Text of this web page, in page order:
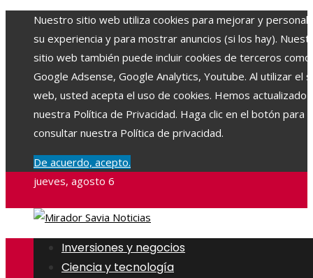
Nuestro sitio web utiliza cookies para mejorar y
su experiencia y para mostrar anuncios (si los hay).
sitio web también puede incluir cookies de terceros como
Google Adsense, Google Analytics, Youtube. Al utilizar el
web, usted acepta el uso de cookies. Hemos actualizado
nuestra Política de Privacidad. Haga clic en el botón para
consultar nuestra Política de privacidad.
De acuerdo, acepto.
jueves, agosto 6
Inversiones y negocios
Ciencia y tecnología